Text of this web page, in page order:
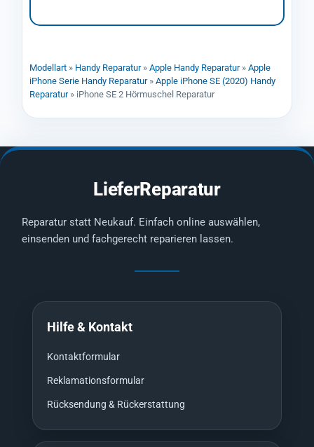
Modellart » Handy Reparatur» Apple Handy Reparatur» Apple
iPhone Serie Handy Reparatur» Apple iPhone SE (2020) Handy
Reparatur» iPhone SE 2 Hörmuschel Reparatur
LieferReparatur
Reparatur statt Neukauf. Einfach online auswählen,
einsenden und fachgerecht reparieren lassen.
Hilfe & Kontakt
Kontaktformular
Reklamationsformular
Rücksendung & Rückerstattung